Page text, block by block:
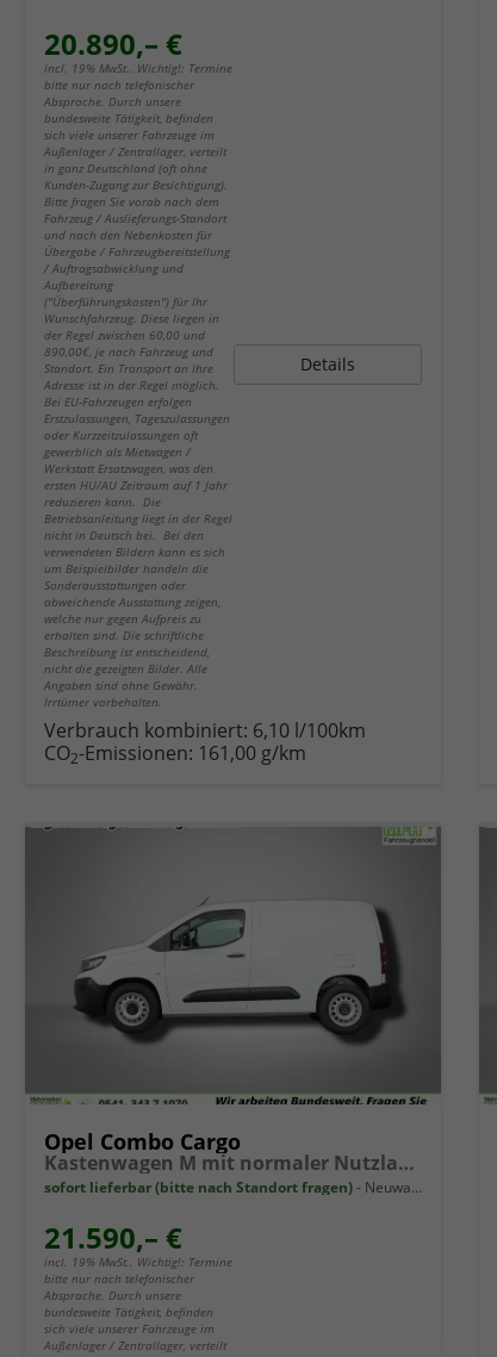
20.890,– €
incl. 19% MwSt.. Wichtig!: Termine
bitte nur nach telefonischer
Absprache. Durch unsere
bundesweite Tätigkeit, befinden
sich viele unserer Fahrzeuge im
Außenlager / Zentrallager, verteilt
in ganz Deutschland (oft ohne
Kunden-Zugang zur Besichtigung).
Bitte fragen Sie vorab nach dem
Fahrzeug / Auslieferungs-Standort
und nach den Nebenkosten für
Übergabe / Fahrzeugbereitstellung
/ Auftragsabwicklung und
Aufbereitung
("Überführungskosten") für Ihr
Wunschfahrzeug. Diese liegen in
der Regel zwischen 60,00 und
890,00€, je nach Fahrzeug und
Standort. Ein Transport an Ihre
Adresse ist in der Regel möglich.
Bei EU-Fahrzeugen erfolgen
Erstzulassungen, Tageszulassungen
oder Kurzzeitzulassungen oft
gewerblich als Mietwagen /
Werkstatt Ersatzwagen, was den
ersten HU/AU Zeitraum auf 1 Jahr
reduzieren kann. Die
Betriebsanleitung liegt in der Regel
nicht in Deutsch bei. Bei den
verwendeten Bildern kann es sich
um Beispielbilder handeln die
Sonderausstattungen oder
abweichende Ausstattung zeigen,
welche nur gegen Aufpreis zu
erhalten sind. Die schriftliche
Beschreibung ist entscheidend,
nicht die gezeigten Bilder. Alle
Angaben sind ohne Gewähr.
Irrtümer vorbehalten.
Details
Verbrauch kombiniert: 6,10 l/100km
CO2-Emissionen: 161,00 g/km
Opel Combo Cargo
Kastenwagen M mit normaler Nutzlast 1.5 Diesel 6-Gang
sofort lieferbar (bitte nach Standort fragen) Neuwagen
21.590,– €
incl. 19% MwSt.. Wichtig!: Termine
bitte nur nach telefonischer
Absprache. Durch unsere
bundesweite Tätigkeit, befinden
sich viele unserer Fahrzeuge im
Außenlager / Zentrallager, verteilt